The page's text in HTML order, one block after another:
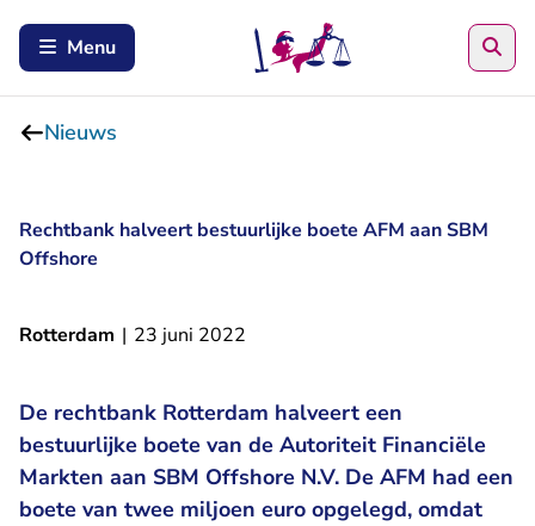
Menu
Nieuws
Rechtbank halveert bestuurlijke boete AFM aan SBM
Offshore
Rotterdam | 23 juni 2022
De rechtbank Rotterdam halveert een
bestuurlijke boete van de Autoriteit Financiële
Markten aan SBM Offshore N.V. De AFM had een
boete van twee miljoen euro opgelegd, omdat